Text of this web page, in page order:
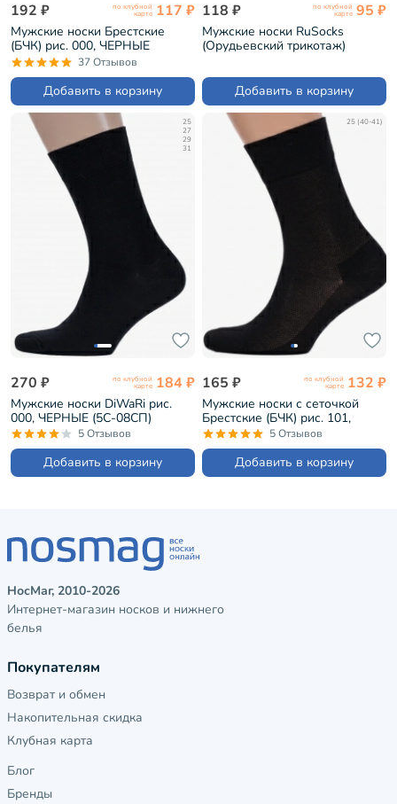
192 ₽ по клубной
карте 117 ₽
Мужские носки Брестские
(БЧК) рис. 000, ЧЕРНЫЕ
(14С2122)
37 Отзывов
Добавить в корзину
118 ₽ по клубной
карте 95 ₽
Мужские носки RuSocks
(Орудьевский трикотаж)
Добавить в корзину
25
27
29
31
270 ₽ по клубной
карте 184 ₽
Мужские носки DiWaRi рис.
000, ЧЕРНЫЕ (5С-08СП)
5 Отзывов
Добавить в корзину
25 (40-41)
165 ₽ по клубной
карте 132 ₽
Мужские носки с сеточкой
Брестские (БЧК) рис. 101,
ЧЕРНЫЕ (18С2129)
5 Отзывов
Добавить в корзину
НосМаг, 2010-2026
Интернет-магазин носков и нижнего
белья
Покупателям
Возврат и обмен
Накопительная скидка
Клубная карта
Блог
Бренды